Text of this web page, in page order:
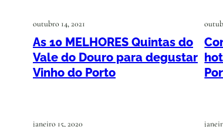
outubro 14, 2021
As 10 MELHORES Quintas do
Vale do Douro para degustar
Vinho do Porto
janeiro 15, 2020